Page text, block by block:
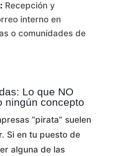
Recepción y
interno en
o comunidades de
Lo que NO
ningún concepto
“pirata” suelen
Si en tu puesto de
alguna de las